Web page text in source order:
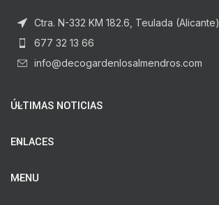
Ctra. N-332 KM 182.6, Teulada (Alicante)
677 32 13 66
info@decogardenlosalmendros.com
ÚLTIMAS NOTICIAS
ENLACES
MENU